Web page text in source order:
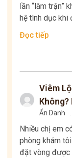
lần “lâm trận”
hệ tình dục khi
Đọc tiếp
Viêm
Không?
Ẩn Danh .
Nhiều chị em
phòng khám
đặt vòng được